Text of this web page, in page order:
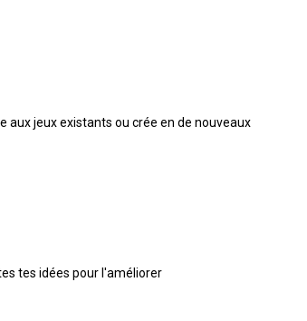
aux jeux existants ou crée en de nouveaux
tes idées pour l'améliorer